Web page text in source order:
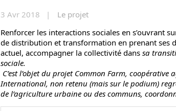
3 Avr 2018 |
Le projet
Renforcer les interactions sociales en s’ouvrant
de distribution et transformation en prenant ses
actuel, accompagner la collectivité dans sa
sociale.
C’est l’objet du projet Common Farm,
International, non retenu (mais sur le podium)
de l’agriculture urbaine ou des communs,